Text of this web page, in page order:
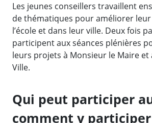
Les jeunes conseillers travaillent
de thématiques pour améliorer leur
l’école et dans leur ville. Deux fois
participent aux séances plénières
leurs projets à Monsieur le Maire et
Ville.
Qui peut participer
comment y participer